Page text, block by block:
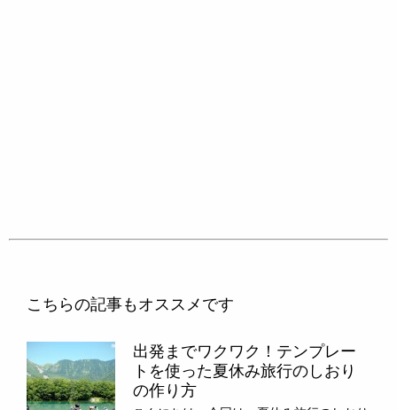
こちらの記事もオススメです
出発までワクワク！テンプレー
トを使った夏休み旅行のしおり
の作り方